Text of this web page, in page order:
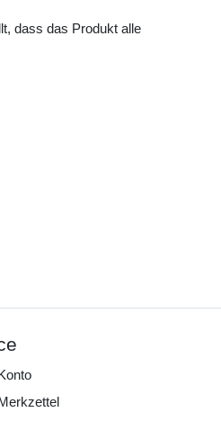
dass das Produkt alle